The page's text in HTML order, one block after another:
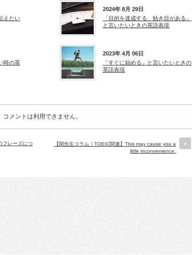
えたい
2024年 8月 29日
「目的を達成する、効き目がある」
と言いたいときの英語表現
時の英
2023年 4月 06日
「すぐに始める」と言いたいときの
英語表現
コメントは利用できません。
フレーズにつ
【関先生コラム｜TOEIC関連】This may cause you a
little inconvenience.